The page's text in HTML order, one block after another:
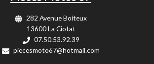
282 Avenue Boiteux
13600 La Ciotat
07.50.53.92.39
piecesmoto67@hotmail.com